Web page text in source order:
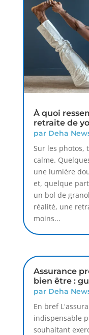
À quoi
retraite de
par Deha
Sur les photos,
calme.
une lumière
et, quelque
un bol de
réalité, une
moins...
Assurance
bien être :
par Deha
En bref
indispensable
souhaitant